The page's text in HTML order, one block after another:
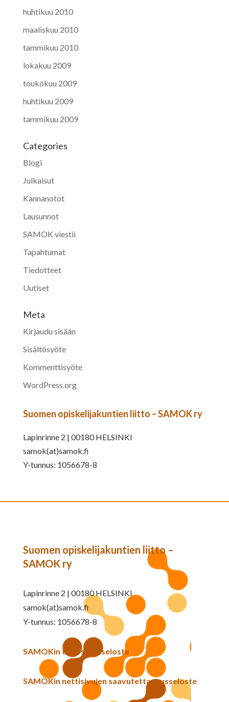
huhtikuu 2010
maaliskuu 2010
tammikuu 2010
lokakuu 2009
toukokuu 2009
huhtikuu 2009
tammikuu 2009
Categories
Blogi
Julkaisut
Kannanotot
Lausunnot
SAMOK viestii
Tapahtumat
Tiedotteet
Uutiset
Meta
Kirjaudu sisään
Sisältösyöte
Kommenttisyöte
WordPress.org
Suomen opiskelijakuntien liitto – SAMOK ry
Lapinrinne 2 | 00180 HELSINKI
samok(at)samok.fi
Y-tunnus: 1056678-8
Suomen opiskelijakuntien liitto –
SAMOK ry
Lapinrinne 2 | 00180 HELSINKI
samok(at)samok.fi
Y-tunnus: 1056678-8
SAMOKin tietosuojaseloste
SAMOKin nettisivujen saavutettavuusseloste